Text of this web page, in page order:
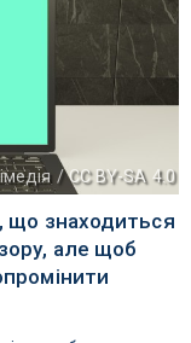
/ CC BY-SA 4.0
що знаходиться
але щоб